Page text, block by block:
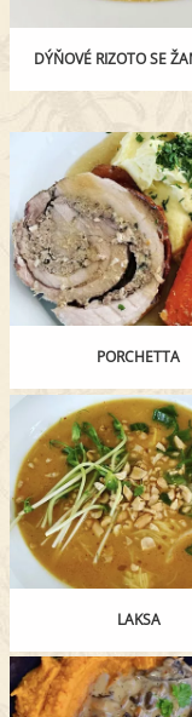
DÝŇOVÉ RIZOTO SE
PORCHETTA
LAKSA